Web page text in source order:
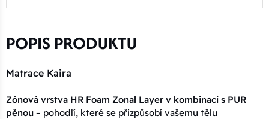
POPIS PRODUKTU
Matrace Kaira
Zónová vrstva HR Foam Zonal Layer v kombinaci s PUR
pěnou – pohodlí, které se přizpůsobí vašemu tělu